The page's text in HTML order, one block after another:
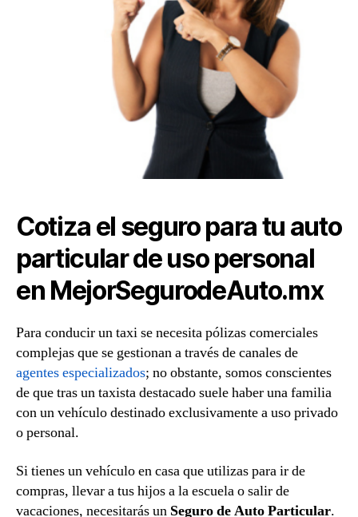
Cotiza el seguro para tu auto
particular de uso personal
en MejorSegurodeAuto.mx
Para conducir un taxi se necesita pólizas comerciales
complejas que se gestionan a través de canales de
agentes especializados; no obstante, somos conscientes
de que tras un taxista destacado suele haber una familia
con un vehículo destinado exclusivamente a uso privado
o personal.
Si tienes un vehículo en casa que utilizas para ir de
compras, llevar a tus hijos a la escuela o salir de
vacaciones, necesitarás un Seguro de Auto Particular.